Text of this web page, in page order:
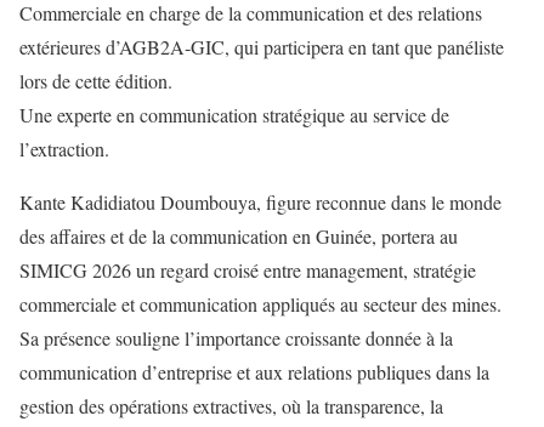
Commerciale en charge de la communication et des relations
extérieures d’AGB2A‑GIC, qui participera en tant que panéliste
lors de cette édition.
Une experte en communication stratégique au service de
l’extraction.
Kante Kadidiatou Doumbouya, figure reconnue dans le monde
des affaires et de la communication en Guinée, portera au
SIMICG 2026 un regard croisé entre management, stratégie
commerciale et communication appliqués au secteur des mines.
Sa présence souligne l’importance croissante donnée à la
communication d’entreprise et aux relations publiques dans la
gestion des opérations extractives, où la transparence, la